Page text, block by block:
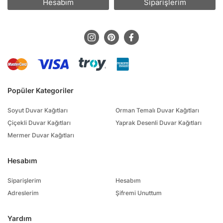
Popüler Kategoriler
Soyut Duvar Kağıtları
Çiçekli Duvar Kağıtları
Mermer Duvar Kağıtları
Orman Temalı Duvar Kağıtları
Yaprak Desenli Duvar Kağıtları
Hesabım
Siparişlerim
Adreslerim
Hesabım
Şifremi Unuttum
Yardım
Hesabım Siparişlerim